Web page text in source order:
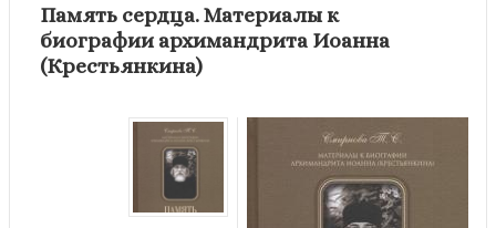
Память сердца. Материалы к
биографии архимандрита Иоанна
(Крестьянкина)